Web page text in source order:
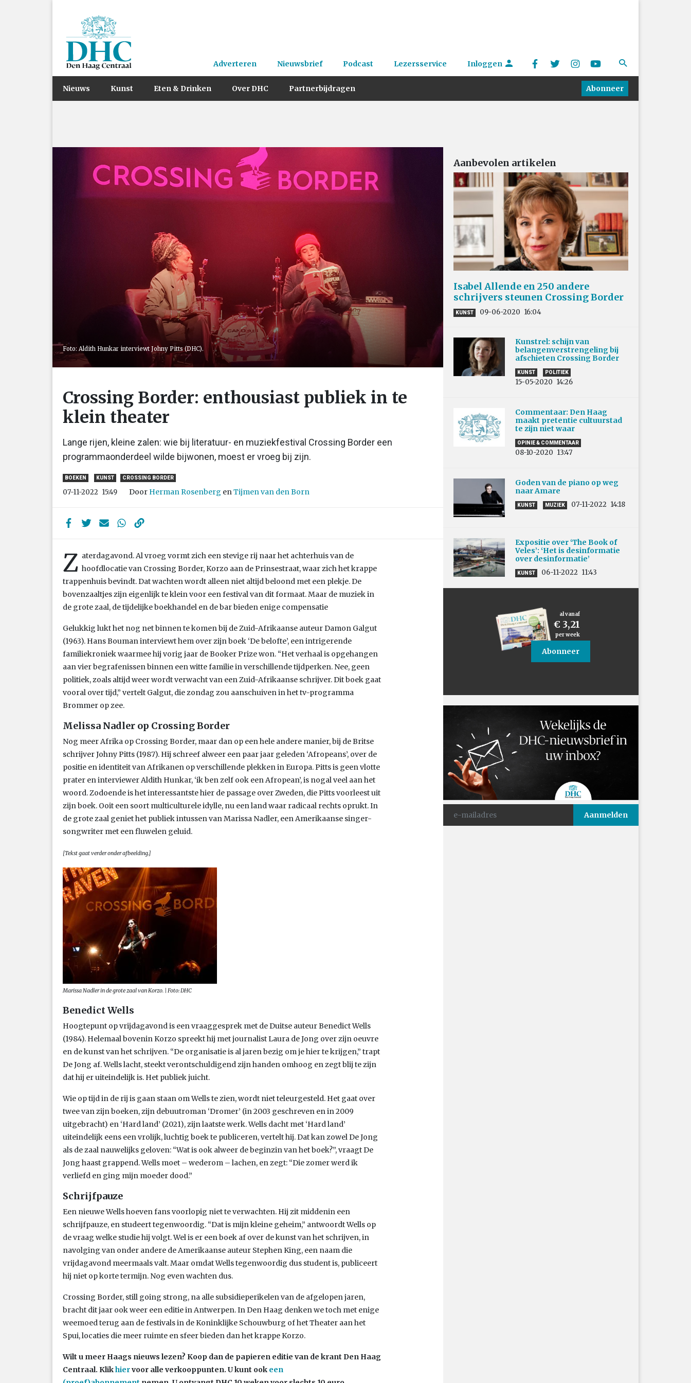
Adverteren Nieuwsbrief Podcast Lezersservice Inloggen
Nieuws Kunst Eten & Drinken Over DHC Partnerbijdragen Abonneer
Foto: Aldith Hunkar interviewt Johny Pitts (DHC).
Crossing Border: enthousiast publiek in te
klein theater
Lange rijen, kleine zalen: wie bij literatuur- en muziekfestival Crossing Border een
programmaonderdeel wilde bijwonen, moest er vroeg bij zijn.
BOEKEN KUNST CROSSING BORDER
07-11-2022 15:49 Door Herman Rosenberg en Tijmen van den Born
Z aterdagavond. Al vroeg vormt zich een stevige rij naar het achterhuis van de
hoofdlocatie van Crossing Border, Korzo aan de Prinsestraat, waar zich het krappe
trappenhuis bevindt. Dat wachten wordt alleen niet altijd beloond met een plekje. De
bovenzaaltjes zijn eigenlijk te klein voor een festival van dit formaat. Maar de muziek in
de grote zaal, de tijdelijke boekhandel en de bar bieden enige compensatie
Gelukkig lukt het nog net binnen te komen bij de Zuid-Afrikaanse auteur Damon Galgut
(1963). Hans Bouman interviewt hem over zijn boek ‘De belofte’, een intrigerende
familiekroniek waarmee hij vorig jaar de Booker Prize won. “Het verhaal is opgehangen
aan vier begrafenissen binnen een witte familie in verschillende tijdperken. Nee, geen
politiek, zoals altijd weer wordt verwacht van een Zuid-Afrikaanse schrijver. Dit boek gaat
vooral over tijd,” vertelt Galgut, die zondag zou aanschuiven in het tv-programma
Brommer op zee.
Melissa Nadler op Crossing Border
Nog meer Afrika op Crossing Border, maar dan op een hele andere manier, bij de Britse
schrijver Johny Pitts (1987). Hij schreef alweer een paar jaar geleden ‘Afropeans’, over de
positie en identiteit van Afrikanen op verschillende plekken in Europa. Pitts is geen vlotte
prater en interviewer Aldith Hunkar, ‘ik ben zelf ook een Afropean’, is nogal veel aan het
woord. Zodoende is het interessantste hier de passage over Zweden, die Pitts voorleest uit
zijn boek. Ooit een soort multiculturele idylle, nu een land waar radicaal rechts oprukt. In
de grote zaal geniet het publiek intussen van Marissa Nadler, een Amerikaanse singer-
songwriter met een fluwelen geluid.
[Tekst gaat verder onder afbeelding.]
Marissa Nadler in de grote zaal van Korzo. | Foto: DHC
Benedict Wells
Hoogtepunt op vrijdagavond is een vraaggesprek met de Duitse auteur Benedict Wells
(1984). Helemaal bovenin Korzo spreekt hij met journalist Laura de Jong over zijn oeuvre
en de kunst van het schrijven. “De organisatie is al jaren bezig om je hier te krijgen,” trapt
De Jong af. Wells lacht, steekt verontschuldigend zijn handen omhoog en zegt blij te zijn
dat hij er uiteindelijk is. Het publiek juicht.
Wie op tijd in de rij is gaan staan om Wells te zien, wordt niet teleurgesteld. Het gaat over
twee van zijn boeken, zijn debuutroman ‘Dromer’ (in 2003 geschreven en in 2009
uitgebracht) en ‘Hard land’ (2021), zijn laatste werk. Wells dacht met ‘Hard land’
uiteindelijk eens een vrolijk, luchtig boek te publiceren, vertelt hij. Dat kan zowel De Jong
als de zaal nauwelijks geloven: “Wat is ook alweer de beginzin van het boek?”, vraagt De
Jong haast grappend. Wells moet – wederom – lachen, en zegt: “Die zomer werd ik
verliefd en ging mijn moeder dood.”
Schrijfpauze
Een nieuwe Wells hoeven fans voorlopig niet te verwachten. Hij zit middenin een
schrijfpauze, en studeert tegenwoordig. “Dat is mijn kleine geheim,” antwoordt Wells op
de vraag welke studie hij volgt. Wel is er een boek af over de kunst van het schrijven, in
navolging van onder andere de Amerikaanse auteur Stephen King, een naam die
vrijdagavond meermaals valt. Maar omdat Wells tegenwoordig dus student is, publiceert
hij niet op korte termijn. Nog even wachten dus.
Crossing Border, still going strong, na alle subsidieperikelen van de afgelopen jaren,
bracht dit jaar ook weer een editie in Antwerpen. In Den Haag denken we toch met enige
weemoed terug aan de festivals in de Koninklijke Schouwburg of het Theater aan het
Spui, locaties die meer ruimte en sfeer bieden dan het krappe Korzo.
Wilt u meer Haags nieuws lezen? Koop dan de papieren editie van de krant Den Haag
Centraal. Klikhiervoor alle verkooppunten. U kunt ook een
Aanbevolen artikelen
Isabel Allende en 250 andere
schrijvers steunen Crossing Border
KUNST 09-06-2020 16:04
Kunstrel: schijn van
belangenverstrengeling bij
afschieten Crossing Border
KUNST POLITIEK
15-05-2020 14:26
Commentaar: Den Haag
maakt pretentie cultuurstad
te zijn niet waar
OPINIE & COMMENTAAR
08-10-2020 13:47
Goden van de piano op weg
naar Amare
KUNST MUZIEK 07-11-2022 14:18
Expositie over ‘The Book of
Veles’: ‘Het is desinformatie
over desinformatie’
KUNST 06-11-2022 11:43
al vanaf
€ 3,21
per week
Abonneer